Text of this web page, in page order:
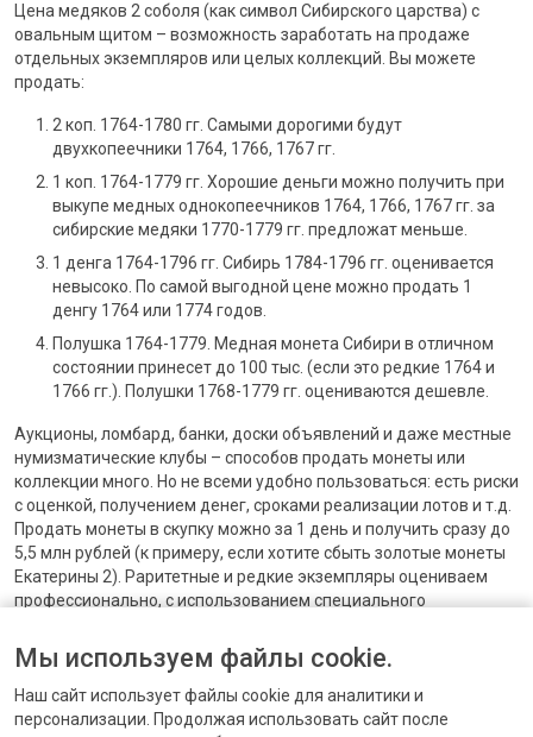
Цена медяков 2 соболя (как символ Сибирского царства) с
овальным щитом – возможность заработать на продаже
отдельных экземпляров или целых коллекций. Вы можете
продать:
2 коп. 1764-1780 гг. Самыми дорогими будут
двухкопеечники 1764, 1766, 1767 гг.
1 коп. 1764-1779 гг. Хорошие деньги можно получить при
выкупе медных однокопеечников 1764, 1766, 1767 гг. за
сибирские медяки 1770-1779 гг. предложат меньше.
1 денга 1764-1796 гг. Сибирь 1784-1796 гг. оценивается
невысоко. По самой выгодной цене можно продать 1
денгу 1764 или 1774 годов.
Полушка 1764-1779. Медная монета Сибири в отличном
состоянии принесет до 100 тыс. (если это редкие 1764 и
1766 гг.). Полушки 1768-1779 гг. оцениваются дешевле.
Аукционы, ломбард, банки, доски объявлений и даже местные
нумизматические клубы – способов продать монеты или
коллекции много. Но не всеми удобно пользоваться: есть риски
с оценкой, получением денег, сроками реализации лотов и т.д.
Продать монеты в скупку можно за 1 день и получить сразу до
5,5 млн рублей (к примеру, если хотите сбыть золотые монеты
Екатерины 2). Раритетные и редкие экземпляры оцениваем
профессионально, с использованием специального
Хотите узнать, сколько стоят ваши рубли, червонцы или
копейки? Просто пришлите фото на +7(903)006-99-95!
Мы используем файлы cookie.
Наш сайт использует файлы cookie для аналитики и
персонализации. Продолжая использовать сайт после